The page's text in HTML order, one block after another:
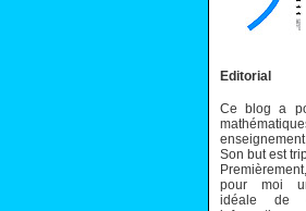
Editorial
Ce blog a
Son but est
pour moi
idéale de